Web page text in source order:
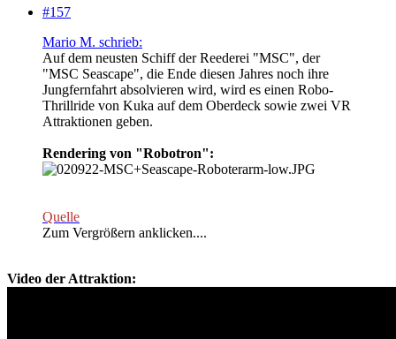
#157
Mario M. schrieb:
Auf dem neusten Schiff der Reederei "MSC", der
"MSC Seascape", die Ende diesen Jahres noch ihre
Jungfernfahrt absolvieren wird, wird es einen Robo-
Thrillride von Kuka auf dem Oberdeck sowie zwei VR
Attraktionen geben.
Rendering von "Robotron":
Quelle
Zum Vergrößern anklicken....
Video der Attraktion: